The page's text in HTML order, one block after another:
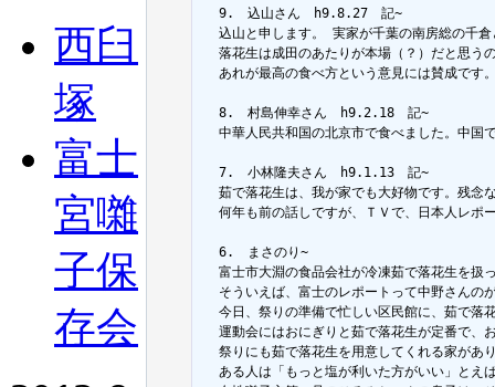
西臼
塚
富士
宮囃
子保
存会
  9.　込山さん　h9.8.27　記~
込山と申します。 実家が千葉の南房総の千
落花生は成田のあたりが本場（？）だと思う
あれが最高の食べ方という意見には賛成です
  8.　村島伸幸さん　h9.2.18　記~
中華人民共和国の北京市で食べました。中国
  7.　小林隆夫さん　h9.1.13　記~
茹で落花生は、我が家でも大好物です。残念
何年も前の話しですが、ＴＶで、日本人レポ
  6.　まさのり~
富士市大淵の食品会社が冷凍茹で落花生を扱
そういえば、富士のレポートって中野さんの
今日、祭りの準備で忙しい区民館に、茹で落
運動会にはおにぎりと茹で落花生が定番で、
祭りにも茹で落花生を用意してくれる家があ
ある人は「もっと塩が利いた方がいい」とえ